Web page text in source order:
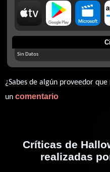
Sin Datos
¿Sabes de algún proveedor que
un comentario
Críticas de
realizadas